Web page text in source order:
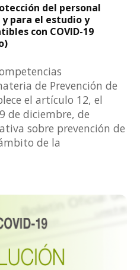
del personal
para el estudio y
con COVID-19
de Prevención de
el artículo 12, el
de diciembre, de
sobre prevención de
de la